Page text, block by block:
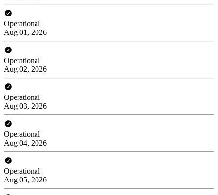
Operational
Aug 01, 2026
Operational
Aug 02, 2026
Operational
Aug 03, 2026
Operational
Aug 04, 2026
Operational
Aug 05, 2026